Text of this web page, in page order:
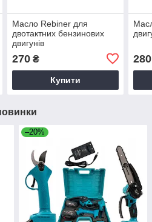
Масло Rebiner для
двотактних бензинових
двигунів
270₴
Купити
280
–20%